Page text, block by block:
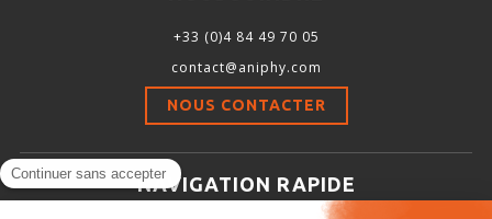
+33 (0)4 84 49 70 05
contact@aniphy.com
NOUS CONTACTER
NAVIGATION RAPIDE